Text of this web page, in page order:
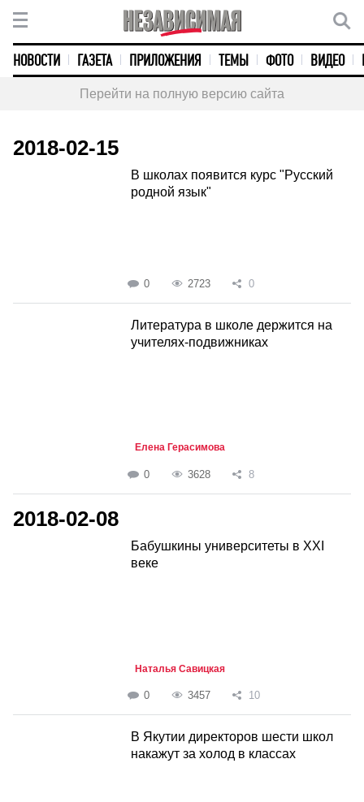
НОВОСТИ ГАЗЕТА ПРИЛОЖЕНИЯ ТЕМЫ ФОТО ВИДЕО
Перейти на полную версию сайта
2018-02-15
В школах появится курс "Русский
родной язык"
0 2723 0
Литература в школе держится на
учителях-подвижниках
Елена Герасимова
0 3628 8
2018-02-08
Бабушкины университеты в XXI
веке
Наталья Савицкая
0 3457 10
В Якутии директоров шести школ
накажут за холод в классах